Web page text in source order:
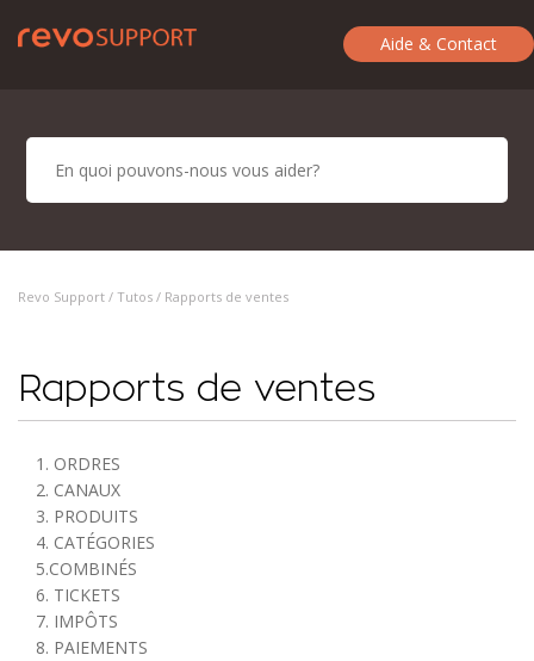
Aide & Contact
Revo Support / Tutos / Rapports de ventes
Rapports de ventes
1. ORDRES
2. CANAUX
3. PRODUITS
4. CATÉGORIES
5.COMBINÉS
6. TICKETS
7. IMPÔTS
8. PAIEMENTS